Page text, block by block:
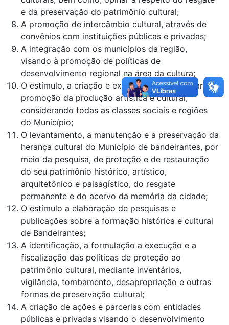
e da preservação do patrimônio cultural;
A promoção de intercâmbio cultural, através de
convênios com instituições públicas e privadas;
A integração com os municípios da região,
visando à promoção de políticas de
desenvolvimento regional na área da cultura;
O estímulo, a criação e execução de ações para
promoção da produção artística e cultural,
considerando todas as classes sociais e regiões
do Município;
O levantamento, a manutenção e a preservação da
herança cultural do Município de bandeirantes, por
meio da pesquisa, de proteção e de restauração
do seu patrimônio histórico, artístico,
arquitetônico e paisagístico, do resgate
permanente e do acervo da memória da cidade;
O estímulo a elaboração de pesquisas e
publicações sobre a formação histórica e cultural
de Bandeirantes;
A identificação, a formulação a execução e a
fiscalização das políticas de proteção ao
patrimônio cultural, mediante inventários,
vigilância, tombamento, desapropriação e outras
formas de preservação cultural;
A criação de ações e parcerias com entidades
públicas e privadas visando o desenvolvimento